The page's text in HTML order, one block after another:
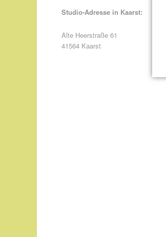
Studio-Adresse in Kaarst:
Alte Heerstraße 61
41564 Kaarst